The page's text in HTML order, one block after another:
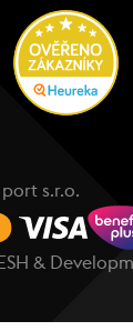
s.r.o.
&